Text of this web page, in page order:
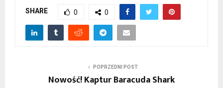
SHARE 0 0
POPRZEDNI POST
Nowość! Kaptur Baracuda Shark